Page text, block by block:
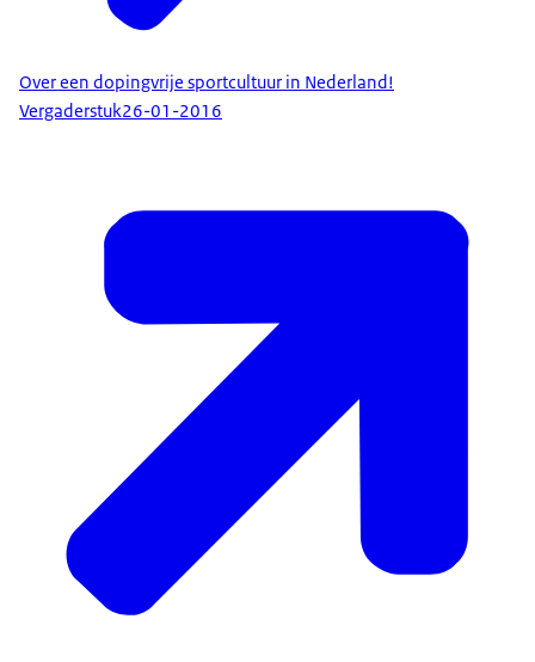
Over een dopingvrije sportcultuur in Nederland!
Vergaderstuk26-01-2016